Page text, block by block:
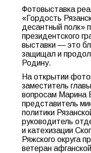
Фотовыставка
«Гордость
десантный полк»
президентского
выставки — это
защищал и
Родину.
На открытии
заместитель
вопросам Марина
представитель
политики
руководитель
и катехизации
Ряжского округа
ветеран